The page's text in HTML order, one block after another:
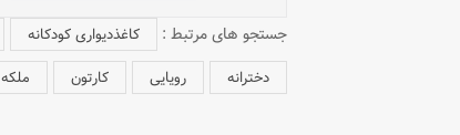
جستجو های مرتبط : کاغذدیواری کودکانه
دخترانه
رویایی کارتون ملکه